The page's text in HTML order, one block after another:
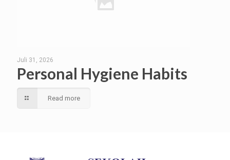
Juli 31, 2026
Personal Hygiene Habits
Read more